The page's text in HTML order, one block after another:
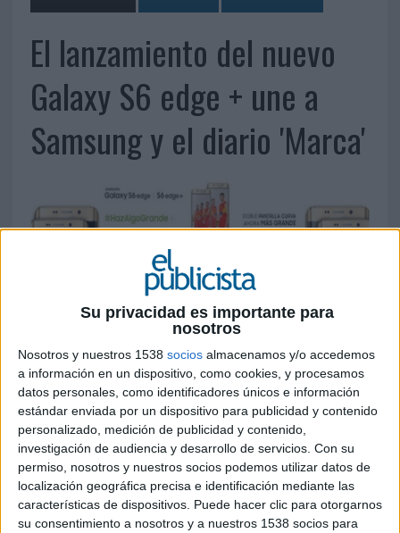
Su privacidad es importante para
nosotros
Nosotros y nuestros 1538 socios almacenamos y/o accedemos
a información en un dispositivo, como cookies, y procesamos
datos personales, como identificadores únicos e información
estándar enviada por un dispositivo para publicidad y contenido
personalizado, medición de publicidad y contenido,
investigación de audiencia y desarrollo de servicios. Con su
permiso, nosotros y nuestros socios podemos utilizar datos de
localización geográfica precisa e identificación mediante las
características de dispositivos. Puede hacer clic para otorgarnos
su consentimiento a nosotros y a nuestros 1538 socios para
El lanzamiento del nuevo
Galaxy S6 edge + une a
Samsung y el diario 'Marca'
11 DE SEPTIEMBRE DE 2015
El diario Marca personalizó su cabecera
vinculando anunciante y soporte y dando lugar a
un logo de cabecera más grande, característica
primordial del nuevo terminal de Samsung
Tras la presentación de Samsung de su nuevo smartphone Galaxy S6 edge+y con